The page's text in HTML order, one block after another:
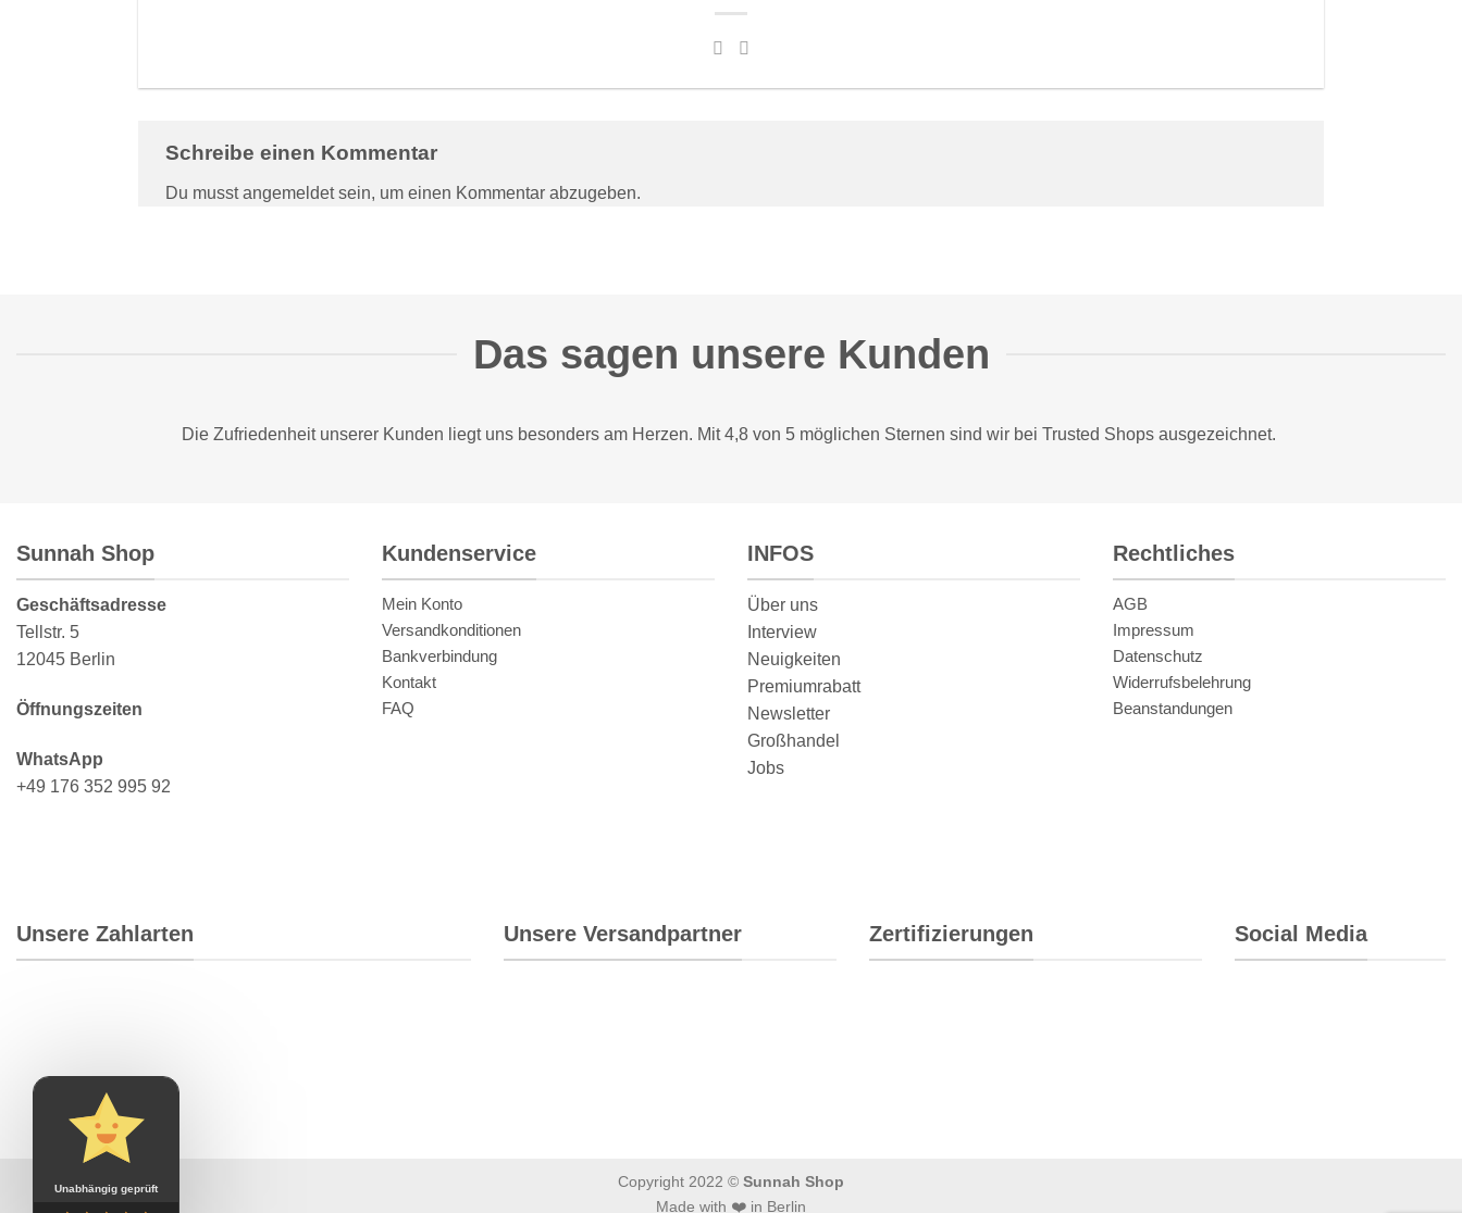
Schreibe einen Kommentar
Du musstangemeldetsein, um einen Kommentar abzugeben.
Das sagen unsere Kunden
Die Zufriedenheit unserer Kunden liegt uns besonders am Herzen. Mit 4,8 von 5 möglichen Sternen sind wir bei Trusted Shops ausgezeichnet.
Sunnah Shop
Geschäftsadresse
Tellstr. 5
12045 Berlin
Öffnungszeiten
WhatsApp
+49 176 352 995 92
Kundenservice
Mein Konto
Versandkonditionen
Bankverbindung
Kontakt
FAQ
INFOS
Über uns
Interview
Neuigkeiten
Premiumrabatt
Newsletter
Großhandel
Jobs
Rechtliches
AGB
Impressum
Datenschutz
Widerrufsbelehrung
Beanstandungen
Unsere Zahlarten Unsere Versandpartner Zertifizierungen Social Media
Copyright 2022 © Sunnah Shop
Made with ❤️ in Berlin
Unabhängig geprüft